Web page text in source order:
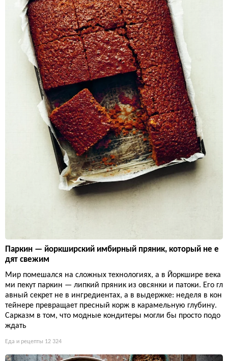
Паркин — йоркширский имбирный пряник, который не е
дят свежим
Мир помешался на сложных технологиях, а в Йоркшире века
ми пекут паркин — липкий пряник из овсянки и патоки. Его гл
авный секрет не в ингредиентах, а в выдержке: неделя в кон
тейнере превращает пресный корж в карамельную глубину.
Сарказм в том, что модные кондитеры могли бы просто подо
ждать
Еда и рецепты 12 324